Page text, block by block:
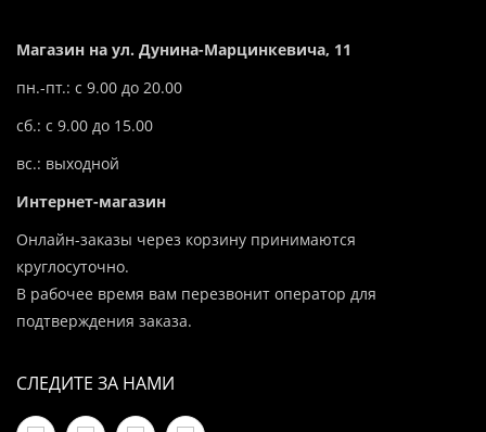
Магазин на ул. Дунина-Марцинкевича, 11
пн.-пт.: с 9.00 до 20.00
сб.: с 9.00 до 15.00
вс.: выходной
Интернет-магазин
Онлайн-заказы через корзину принимаются
круглосуточно.
В рабочее время вам перезвонит оператор для
подтверждения заказа.
СЛЕДИТЕ ЗА НАМИ